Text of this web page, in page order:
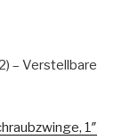
– Verstellbare
1″